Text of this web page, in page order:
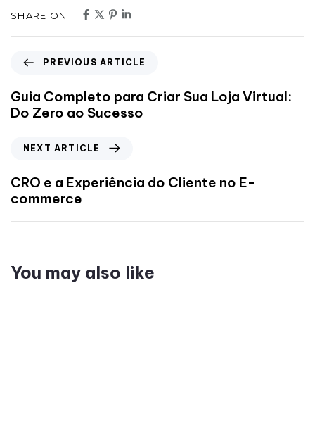
SHARE ON
PREVIOUS ARTICLE
Guia Completo para Criar Sua Loja Virtual:
Do Zero ao Sucesso
NEXT ARTICLE
CRO e a Experiência do Cliente no E-
commerce
You may also like